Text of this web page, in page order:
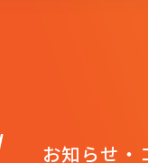
システ
システ
お知らせ・